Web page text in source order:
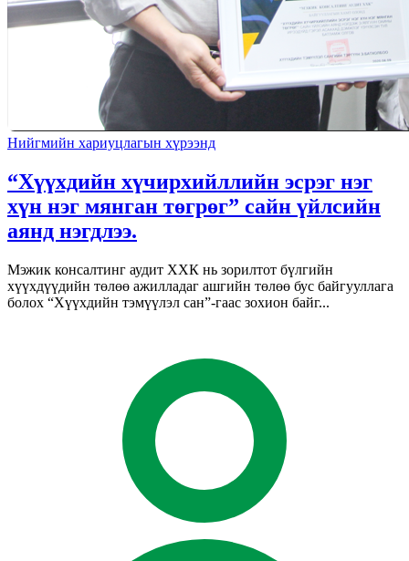
Нийгмийн хариуцлагын хүрээнд
“Хүүхдийн хүчирхийллийн эсрэг нэг
хүн нэг мянган төгрөг” сайн үйлсийн
аянд нэгдлээ.
Мэжик консалтинг аудит ХХК нь зорилтот бүлгийн
хүүхдүүдийн төлөө ажилладаг ашгийн төлөө бус байгууллага
болох “Хүүхдийн тэмүүлэл сан”-гаас зохион байг...